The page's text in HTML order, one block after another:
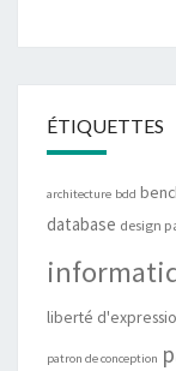
ÉTIQUETTES
architecture bdd
database design
liberté
patron de conception